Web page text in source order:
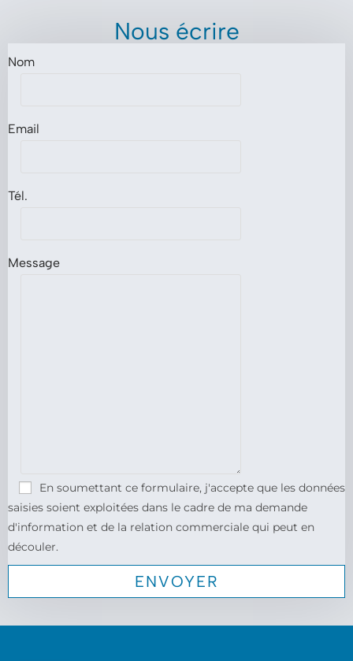
Nous écrire
Nom
Email
Tél.
Message
En soumettant ce formulaire, j'accepte que les données
saisies soient exploitées dans le cadre de ma demande
d'information et de la relation commerciale qui peut en
découler.